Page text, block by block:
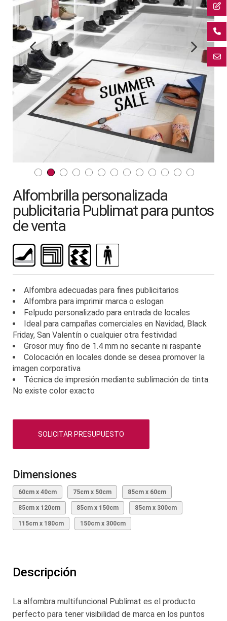
galería
de
imágenes
al
comienzo
de
la
imágenes
Alfombrilla personalizada
publicitaria Publimat para puntos
de venta
Alfombra adecuadas para fines publicitarios
Alfombra para imprimir marca o eslogan
Felpudo personalizado para entrada de locales
Ideal para campañas comerciales en Navidad, Black
Friday, San Valentín o cualquier otra festividad
Grosor muy fino de 1.4 mm no secante ni raspante
Colocación en locales donde se desea promover la
imagen corporativa
Técnica de impresión mediante sublimación de tinta.
No existe color exacto
SOLICITAR PRESUPUESTO
Dimensiones
60cm x 40cm 75cm x 50cm 85cm x 60cm
85cm x 120cm 85cm x 150cm 85cm x 300cm
115cm x 180cm 150cm x 300cm
Descripción
La alfombra multifuncional Publimat es el producto
perfecto para tener visibilidad de marca en los puntos